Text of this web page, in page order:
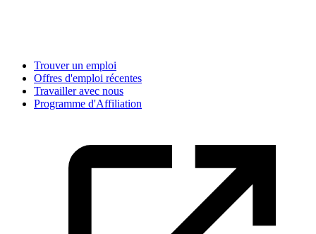
Trouver un emploi
Offres d'emploi récentes
Travailler avec nous
Programme d'Affiliation